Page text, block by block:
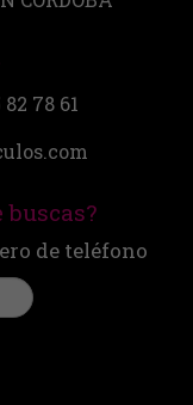
82 78 61
de teléfono